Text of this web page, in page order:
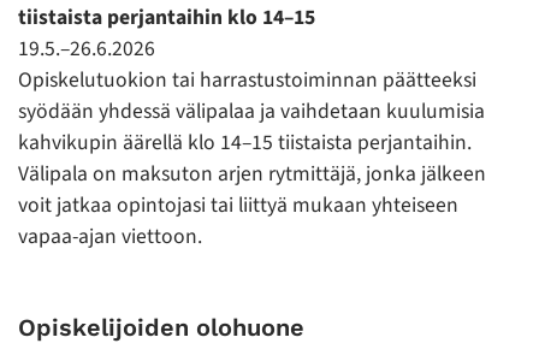
tiistaista perjantaihin klo 14–15
19.5.–26.6.2026
Opiskelutuokion tai harrastustoiminnan päätteeksi
syödään yhdessä välipalaa ja vaihdetaan kuulumisia
kahvikupin äärellä klo 14–15 tiistaista perjantaihin.
Välipala on maksuton arjen rytmittäjä, jonka jälkeen
voit jatkaa opintojasi tai liittyä mukaan yhteiseen
vapaa-ajan viettoon.
Opiskelijoiden olohuone